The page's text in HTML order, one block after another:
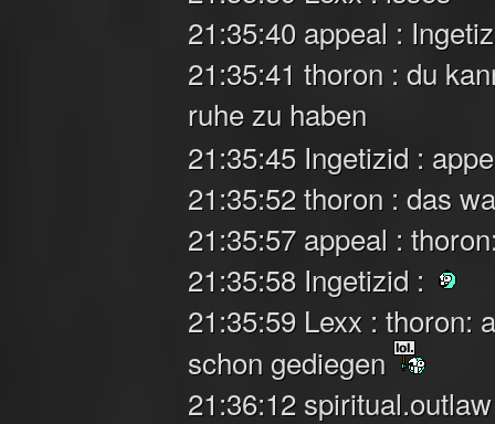
21:35:40 appeal :
21:35:41 thoron : du
ruhe zu haben
21:35:45 Ingetizid :
21:35:52 thoron : das
21:35:57 appeal :
21:35:58 Ingetizid :
21:35:59 Lexx : thoron:
schon gediegen
21:36:12